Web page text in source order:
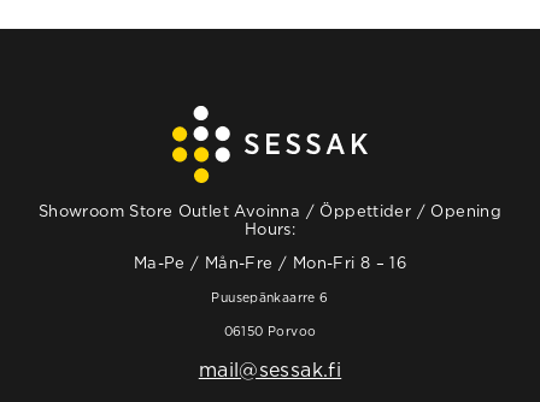
Showroom Store Outlet Avoinna / Öppettider / Opening
Hours:
Ma-Pe / Mån-Fre / Mon-Fri 8 – 16
Puusepänkaarre 6
06150 Porvoo
mail@sessak.fi